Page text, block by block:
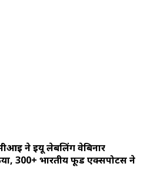
ने ईयू लेबलिंग वेबिनार
300+ भारतीय फूड एक्सपोर्टर्स ने